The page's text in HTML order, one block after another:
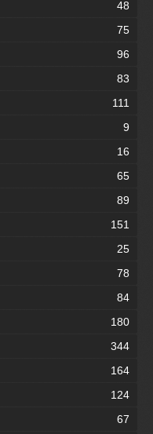
48
75
96
83
111
9
16
65
89
151
25
78
84
180
344
164
124
67